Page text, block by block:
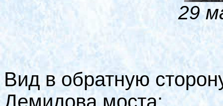
29
Вид в обратную
Демидова моста: